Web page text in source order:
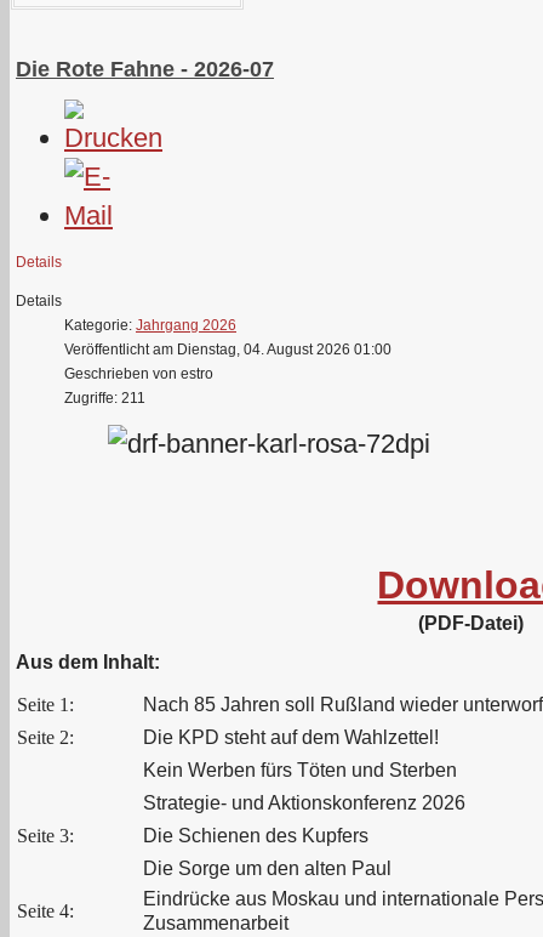
Die Rote Fahne - 2026-07
Details
Details
Kategorie: Jahrgang 2026
Veröffentlicht am Dienstag, 04. August 2026 01:00
Geschrieben von estro
Zugriffe: 211
(PDF-Datei)
Aus dem Inhalt:
Seite 1:
Nach 85 Jahren soll Rußland wieder
Seite 2:
Die KPD steht auf dem Wahlzettel!
Kein Werben fürs Töten und Sterben
Strategie- und Aktionskonferenz 2026
Seite 3:
Die Schienen des Kupfers
Die Sorge um den alten Paul
Seite 4:
Eindrücke aus Moskau und internationale
Zusammenarbeit